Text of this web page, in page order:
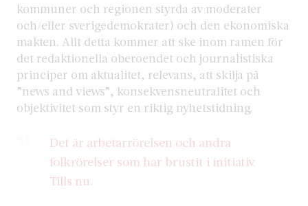
kommuner och regionen styrda av moderater
och/eller sverigedemokrater) och den ekonomiska
makten. Allt detta kommer att ske inom ramen för
det redaktionella oberoendet och journalistiska
principer om aktualitet, relevans, att skilja på
”news and views”, konsekvensneutralitet och
objektivitet som styr en riktig nyhetstidning.
Det är arbetarrörelsen och andra
folkrörelser som har brustit i initiativ.
Tills nu.